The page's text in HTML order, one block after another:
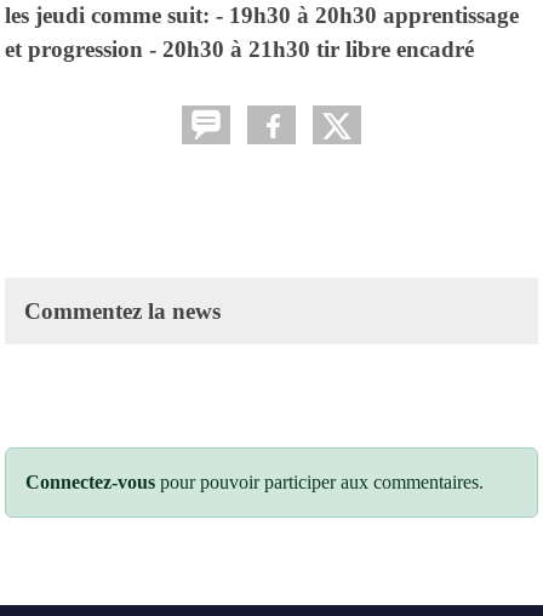
les jeudi comme suit: - 19h30 à 20h30 apprentissage
et progression - 20h30 à 21h30 tir libre encadré
Commentez la news
Connectez-vous pour pouvoir participer aux commentaires.